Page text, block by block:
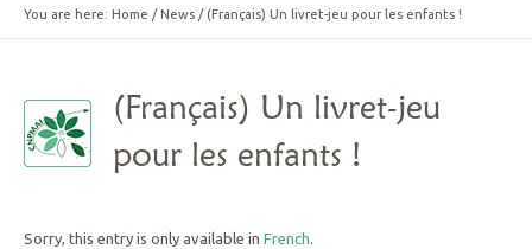
You are here: Home / News / (Français) Un livret-jeu pour les enfants !
(Français) Un livret-jeu
pour les enfants !
Sorry, this entry is only available in French.